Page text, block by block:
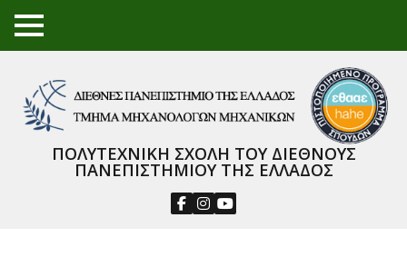
TO
GGL
NU
ΠΟΛΥΤΕΧΝΙΚΗ ΣΧΟΛΗ ΤΟΥ ΔΙΕΘΝΟΥΣ
ΠΑΝΕΠΙΣΤΗΜΙΟΥ ΤΗΣ ΕΛΛΑΔΟΣ